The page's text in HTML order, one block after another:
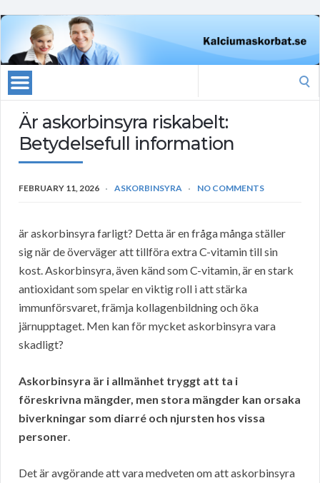
Är askorbinsyra riskabelt:
Betydelsefull information
FEBRUARY 11, 2026 ASKORBINSYRA NO COMMENTS
är askorbinsyra farligt? Detta är en fråga många ställer
sig när de överväger att tillföra extra C-vitamin till sin
kost. Askorbinsyra, även känd som C-vitamin, är en stark
antioxidant som spelar en viktig roll i att stärka
immunförsvaret, främja kollagenbildning och öka
järnupptaget. Men kan för mycket askorbinsyra vara
skadligt?
Askorbinsyra är i allmänhet tryggt att ta i
föreskrivna mängder, men stora mängder kan orsaka
biverkningar som diarré och njursten hos vissa
personer.
Det är avgörande att vara medveten om att askorbinsyra